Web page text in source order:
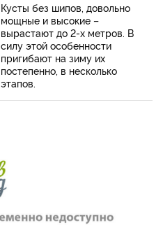
Кусты без шипов, довольно
мощные и высокие –
вырастают до 2-х метров. В
силу этой особенности
пригибают на зиму их
постепенно, в несколько
этапов.